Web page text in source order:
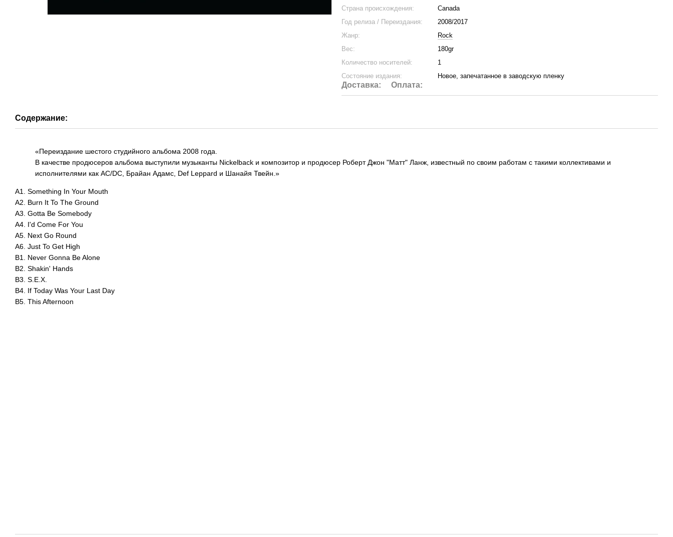
Страна происхождения:
Canada
Год релиза / Переиздания:
2008/2017
Жанр:
Rock
Вес:
180gr
Количество носителей:
1
Состояние издания:
Новое, запечатанное в заводскую пленку
Доставка: Оплата:
Содержание:
«Переиздание шестого студийного альбома 2008 года.
В качестве продюсеров альбома выступили музыканты Nickelback и композитор и продюсер Роберт Джон "Матт" Ланж, известный по своим работам с такими коллективами и
исполнителями как AC/DC, Брайан Адамс, Def Leppard и Шанайя Твейн.»
A1. Something In Your Mouth
A2. Burn It To The Ground
A3. Gotta Be Somebody
A4. I'd Come For You
A5. Next Go Round
A6. Just To Get High
B1. Never Gonna Be Alone
B2. Shakin' Hands
B3. S.E.X.
B4. If Today Was Your Last Day
B5. This Afternoon